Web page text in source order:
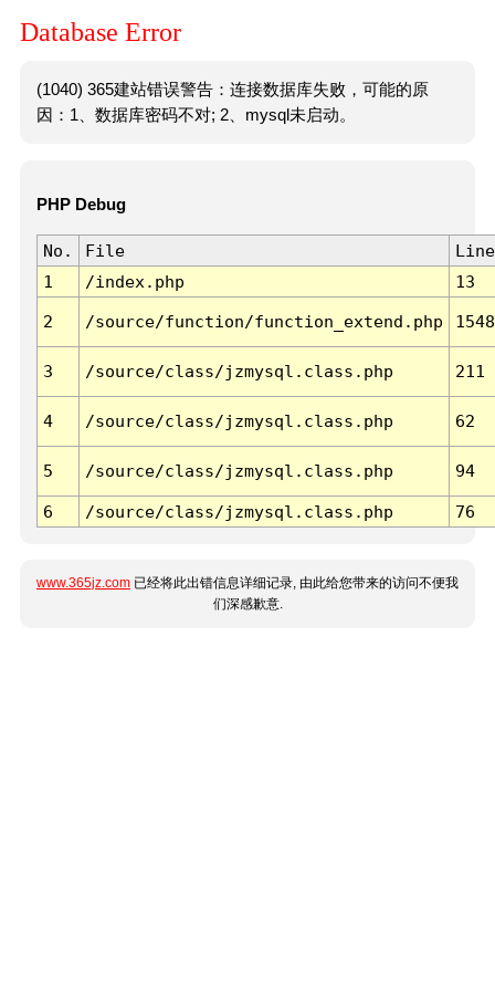
Database Error
(1040) 365建站错误警告：连接数据库失败，可能的原
因：1、数据库密码不对; 2、mysql未启动。
PHP Debug
No. File
Line
1
/index.php 13
2 /source/function/function_extend.php 1548
3 /source/class/jzmysql.class.php 211
4 /source/class/jzmysql.class.php 62
5 /source/class/jzmysql.class.php 94
6 /source/class/jzmysql.class.php 76
www.365jz.com 已经将此出错信息详细记录, 由此给您带来的访问不便我
们深感歉意.